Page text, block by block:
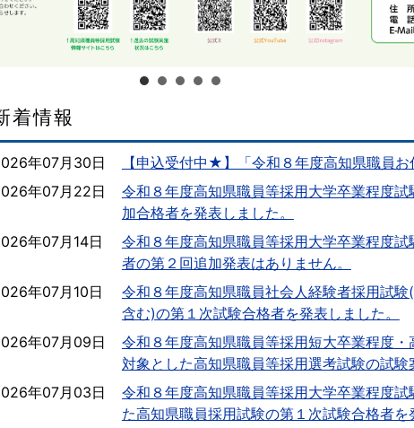
着情報
年07月30日
【申込受付中★】「令和８年度高知県職員お
年07月22日
令和８年度高知県職員等採用大学卒業程度
加合格者を発表しました。
年07月14日
令和８年度高知県職員等採用大学卒業程度
者の第２回追加発表はありません。
年07月10日
令和８年度高知県職員社会人経験者採用試
含む)の第１次試験合格者を発表しました。
年07月09日
令和８年度高知県職員等採用短大卒業程度
対象とした高知県職員等採用選考試験の試験
年07月03日
令和８年度高知県職員等採用大学卒業程度
た高知県職員採用試験の第１次試験合格者を